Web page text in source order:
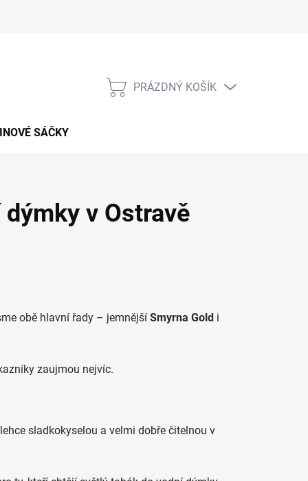
NÁKUPNÍ
PRÁZDNÝ KOŠÍK
SÁČKY
v Ostravě
obě hlavní řady – jemnější Smyrna Gold i
zaujmou nejvíc.
sladkokyselou a velmi dobře čitelnou v